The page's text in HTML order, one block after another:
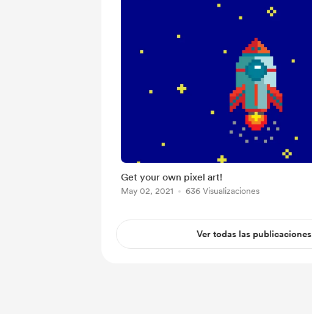
Get your own pixel art!
May 02, 2021 636 Visualizaciones
Ver todas las publicaciones